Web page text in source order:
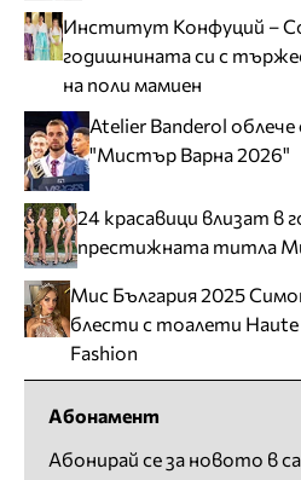
Институт Конфуций –
годишнината си с
на поли мамиен
Atelier Banderol
"Мистър Варна 2026"
24 красавици влизат в
престижната титла
Мис България 2025
блести с тоалети
Fashion
Абонамент
Абонирай се за новото в